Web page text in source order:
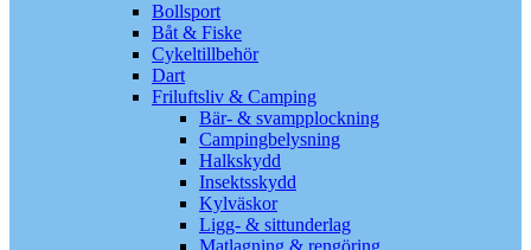
Bollsport
Båt & Fiske
Cykeltillbehör
Dart
Friluftsliv & Camping
Bär- & svampplockning
Campingbelysning
Halkskydd
Insektsskydd
Kylväskor
Ligg- & sittunderlag
Matlagning & rengöring